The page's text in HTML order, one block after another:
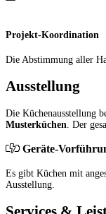
Projekt-Koordination
Die Abstimmung aller
Ausstellung
Die Küchenausstellung
Musterküchen . Der
Geräte-
Es gibt Küchen mit
Ausstellung.